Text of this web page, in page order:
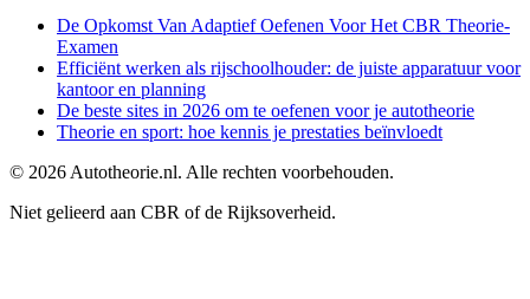
De Opkomst Van Adaptief Oefenen Voor Het CBR Theorie-
Examen
Efficiënt werken als rijschoolhouder: de juiste apparatuur voor
kantoor en planning
De beste sites in 2026 om te oefenen voor je autotheorie
Theorie en sport: hoe kennis je prestaties beïnvloedt
© 2026 Autotheorie.nl. Alle rechten voorbehouden.
Niet gelieerd aan CBR of de Rijksoverheid.